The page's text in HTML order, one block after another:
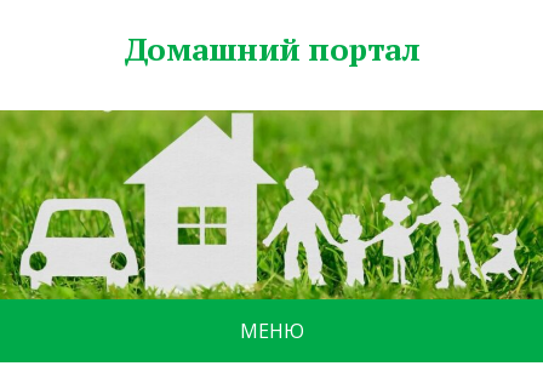
Домашний портал
МЕНЮ